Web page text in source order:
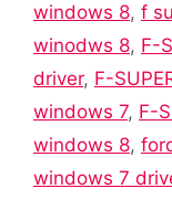
windows 8, f
winodws 8, F-
driver, F-
windows 7, F-
windows 8,
windows 7